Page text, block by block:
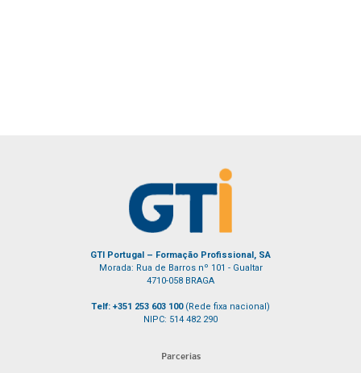
GTI Portugal – Formação Profissional, SA
Morada: Rua de Barros nº 101 - Gualtar
4710-058 BRAGA
Telf: +351 253 603 100 (Rede fixa nacional)
NIPC: 514 482 290
Parcerias